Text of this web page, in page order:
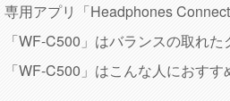
専用アプリ「Headphones
「WF-C500」はバランスの取れ
「WF-C500」はこんな人におすす